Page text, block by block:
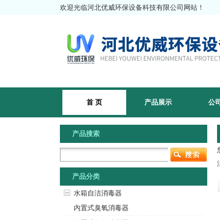
欢迎光临河北优威环保设备科技有限公司网站！
首 页 产品展示 公
产品搜索
产品分类
水箱自洁消毒器
内置式臭氧消毒器